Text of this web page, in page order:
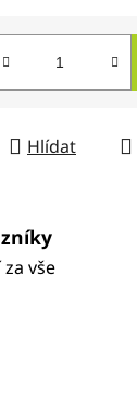
Hlídat
vše